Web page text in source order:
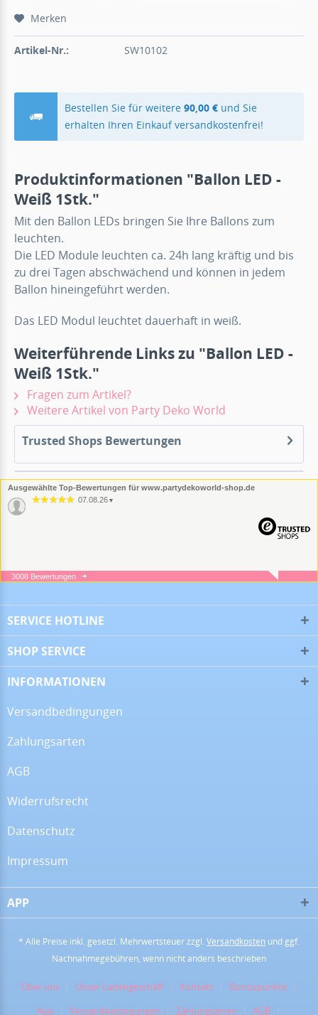
Merken
Artikel-Nr.: SW10102
Bestellen Sie für weitere90,00 € und Sie
erhalten Ihren Einkauf versandkostenfrei!
Produktinformationen "Ballon LED -
Weiß 1Stk."
Mit den Ballon LEDs bringen Sie Ihre Ballons zum
leuchten.
Die LED Module leuchten ca. 24h lang kräftig und bis
zu drei Tagen abschwächend und können in jedem
Ballon hineingeführt werden.
Das LED Modul leuchtet dauerhaft in weiß.
Weiterführende Links zu "Ballon LED -
Weiß 1Stk."
Fragen zum Artikel?
Weitere Artikel von Party Deko World
Trusted Shops Bewertungen
Ausgewählte Top-Bewertungen für www.partydekoworld-shop.de
07.08.26 ▼
05.08.26▼
16.07.26
16.06.26
3008 Bewertungen
SERVICE HOTLINE
SHOP SERVICE
INFORMATIONEN
Versandbedingungen
Zahlungsarten
AGB
Widerrufsrecht
Datenschutz
Impressum
APP
* Alle Preise inkl. gesetzl. Mehrwertsteuer zzgl. Versandkosten und ggf.
Nachnahmegebühren, wenn nicht anders beschrieben
Über uns Unser Ladengeschäft Kontakt
Bonuspunkte
App
Versandbedingungen Zahlungsarten AGB